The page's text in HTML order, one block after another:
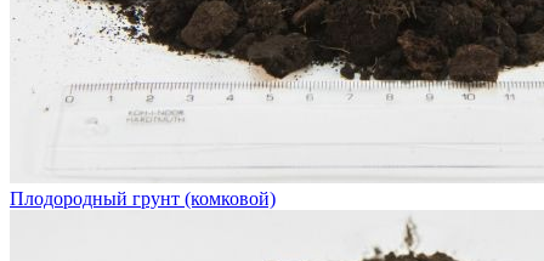
Плодородный грунт (комковой)